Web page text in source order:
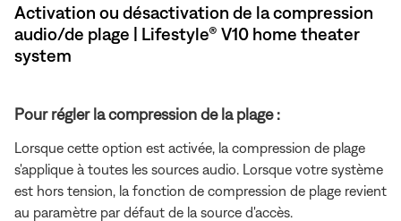
Activation ou désactivation de la compression
audio/de plage | Lifestyle® V10 home theater
system
Pour régler la compression de la plage :
Lorsque cette option est activée, la compression de plage
s'applique à toutes les sources audio. Lorsque votre système
est hors tension, la fonction de compression de plage revient
au paramètre par défaut de la source d'accès.